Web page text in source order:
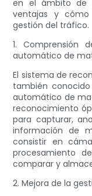
en el ámbito de
ventajas y
gestión del tráfico.
1. Comprensión
automático de
El sistema de
también conocido
automático de
reconocimiento
para capturar,
información de
consistir en
procesamiento
comparar y
2. Mejora de la